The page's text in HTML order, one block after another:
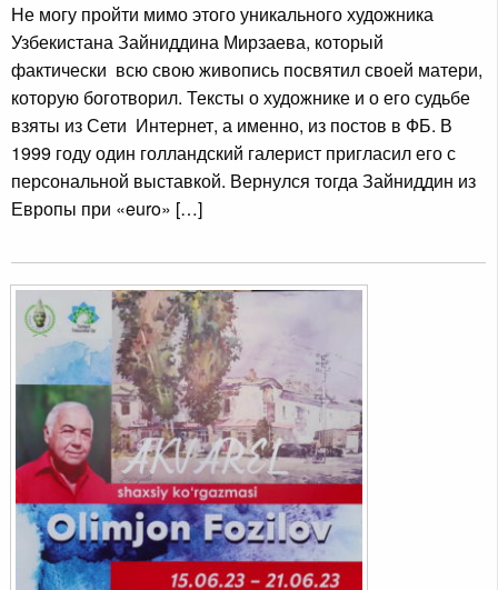
Не могу пройти мимо этого уникального художника
Узбекистана Зайниддина Мирзаева, который
фактически всю свою живопись посвятил своей матери,
которую боготворил. Тексты о художнике и о его судьбе
взяты из Сети Интернет, а именно, из постов в ФБ. В
1999 году один голландский галерист пригласил его с
персональной выставкой. Вернулся тогда Зайниддин из
Европы при «euro» […]